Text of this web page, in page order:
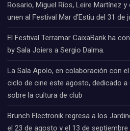
Rosario, Miguel Ríos, Leire Martínez
unen al Festival Mar d’Estiu del 31 de
El Festival Terramar CaixaBank ha
by Sala Joiers a Sergio Dalma.
La Sala Apolo, en colaboración con
ciclo de cine este agosto, dedicado
sobre la cultura de club
Brunch Electronik regresa a los
el 23 de agosto y el 13 de septiembre